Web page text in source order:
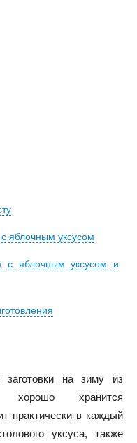
яблочным уксусом
с яблочным уксусом и
на зиму из
хранится
практически в каждый
уксуса, также